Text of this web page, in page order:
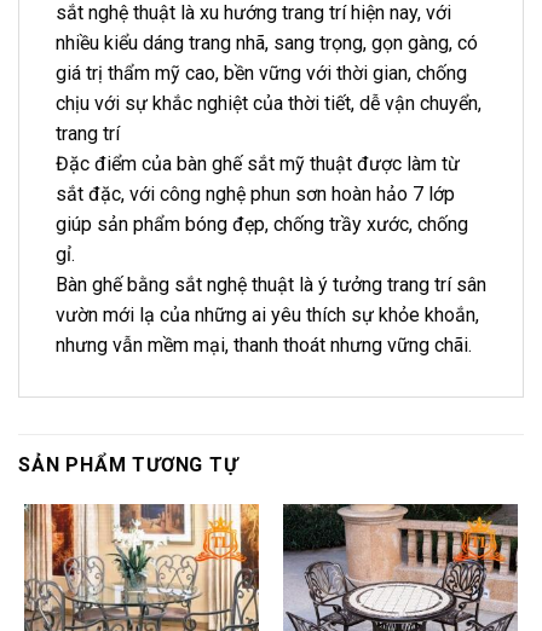
sắt nghệ thuật là xu hướng trang trí hiện nay, với
nhiều kiểu dáng trang nhã, sang trọng, gọn gàng, có
giá trị thẩm mỹ cao, bền vững với thời gian, chống
chịu với sự khắc nghiệt của thời tiết, dễ vận chuyển,
trang trí
Đặc điểm của bàn ghế sắt mỹ thuật được làm từ
sắt đặc, với công nghệ phun sơn hoàn hảo 7 lớp
giúp sản phẩm bóng đẹp, chống trầy xước, chống
gỉ.
Bàn ghế bằng sắt nghệ thuật là ý tưởng trang trí sân
vườn mới lạ của những ai yêu thích sự khỏe khoắn,
nhưng vẫn mềm mại, thanh thoát nhưng vững chãi.
SẢN PHẨM TƯƠNG TỰ